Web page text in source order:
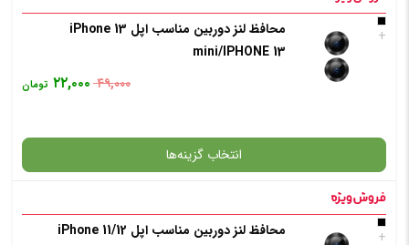
گارانتی+
محافظ لنز دوربین مناسب اپل iPhone 13
mini/IPHONE 13
۴۹,۰۰۰ ۲۲,۰۰۰ تومان
انتخاب گزینه‌ها
گارانتی+ محافظ لنز دوربین مناسب اپل 12/iPhone 11